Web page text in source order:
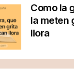
Como la
la meten
llora